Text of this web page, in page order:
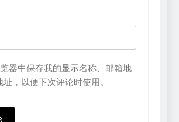
器中保存我的显示名称、邮箱地
，以便下次评论时使用。